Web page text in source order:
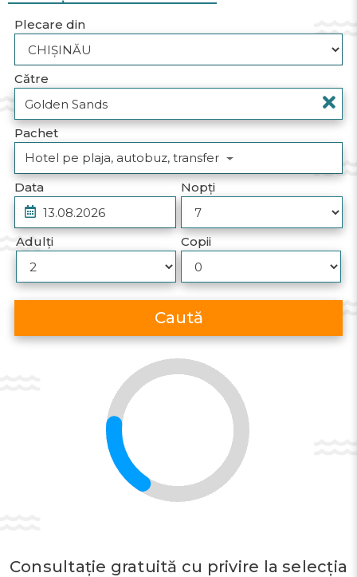
Plecare din
Către
Pachet
Hotel pe plaja, autobuz, transfer
Data
Nopți
Adulți Copii
Caută
Consultație gratuită cu privire la selecția